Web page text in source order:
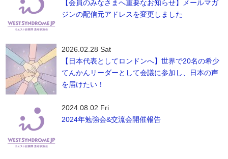
【会員のみなさまへ重要なお知らせ】メールマガ
ジンの配信元アドレスを変更しました
2026.02.28 Sat
【日本代表としてロンドンへ】世界で20名の希少
てんかんリーダーとして会議に参加し、日本の声
を届けたい！
2024.08.02 Fri
2024年勉強会&交流会開催報告